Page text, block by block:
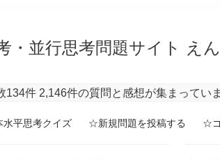
・並行思考問題サイト え
134件 2,146件の質問と感想が集まってい
平思考クイズ ☆新規問題を投稿する ☆